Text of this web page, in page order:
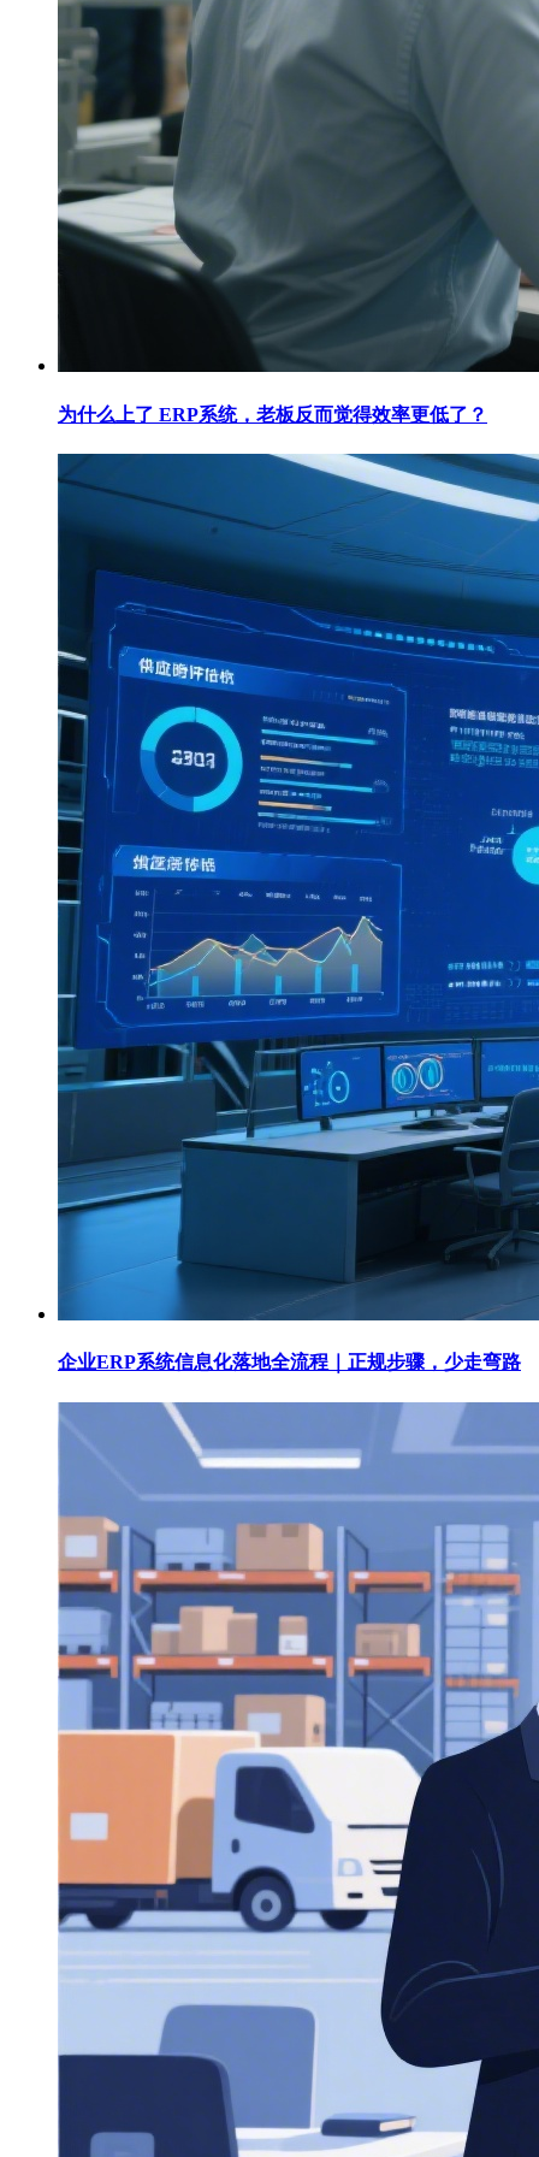
为什么上了 ERP系统，老板反而觉得效率更低了？
企业ERP系统信息化落地全流程｜正规步骤，少走弯路